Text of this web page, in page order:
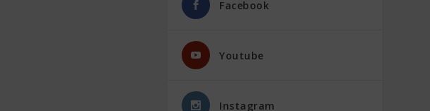
Facebook
Youtube
Instagram